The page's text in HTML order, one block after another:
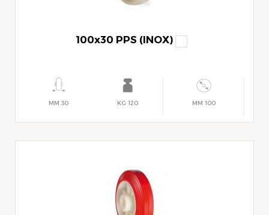
100x30 PPS (INOX)
100 MM
120 KG
30 MM